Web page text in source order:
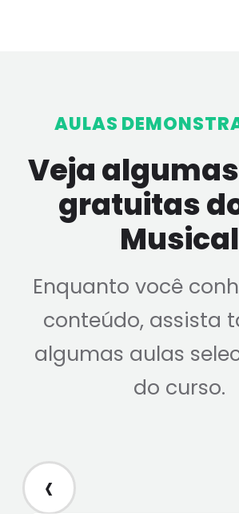
AULAS
Veja
gratuitas
Musical
Enquanto você
conteúdo, assista
algumas aulas
do curso.
‹